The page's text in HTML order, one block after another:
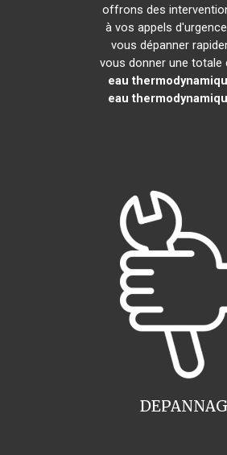
offrons des
à vos appels
vous dépanner
vous donner une
eau
eau